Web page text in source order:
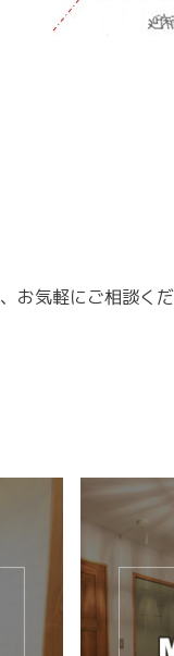
お気軽にご相談く